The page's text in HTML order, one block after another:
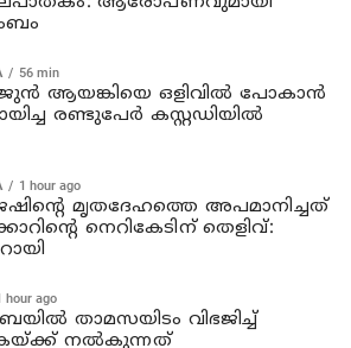
56 min
ആയങ്കിയെ ഒളിവില്‍ പോകാന്‍
രണ്ടുപേര്‍ കസ്റ്റഡിയില്‍
1 hour ago
മൃതദേഹത്തെ അപമാനിച്ചത്
നെറികേടിന് തെളിവ്:
hour ago
താമസയിടം വിഭജിച്ച്
നൽകുന്നത്